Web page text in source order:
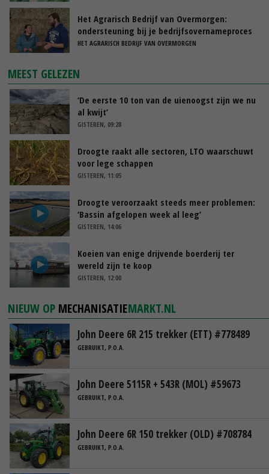
Het Agrarisch Bedrijf van Overmorgen:
ondersteuning bij je bedrijfsovernameproces
HET AGRARISCH BEDRIJF VAN OVERMORGEN
MEEST GELEZEN
‘De eerste 10 ton van de uienoogst zijn we nu
al kwijt’
GISTEREN, 09:28
Droogte raakt alle sectoren, LTO waarschuwt
voor lege schappen
GISTEREN, 11:05
Droogte veroorzaakt steeds meer problemen:
‘Bassin afgelopen week al leeg’
GISTEREN, 14:06
Koeien van enige drijvende boerderij ter
wereld zijn te koop
GISTEREN, 12:00
NIEUW OP MECHANISATIEMARKT.NL
John Deere 6R 215 trekker (ETT) #778489
GEBRUIKT, P.O.A.
John Deere 5115R + 543R (MOL) #59673
GEBRUIKT, P.O.A.
John Deere 6R 150 trekker (OLD) #708784
GEBRUIKT, P.O.A.